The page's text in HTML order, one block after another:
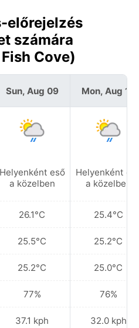
előrejelzés
számára
Cove)
Sun, Aug 09
Helyenként eső
a közelben
26.1°C
25.5°C
25.2°C
77%
37.1 kph
Mon, Aug 10
Helyenként
a közelben
25.4°C
25.2°C
25.0°C
76%
32.0 kph